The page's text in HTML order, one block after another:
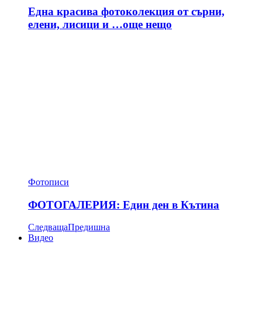
Една красива фотоколекция от сърни,
елени, лисици и …още нещо
Фотописи
ФОТОГАЛЕРИЯ: Един ден в Кътина
СледващаПредишна
Видео